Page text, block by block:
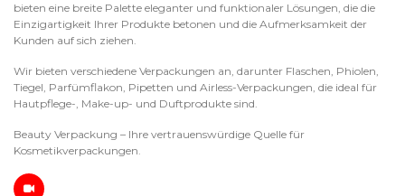
bieten eine breite Palette eleganter und funktionaler Lösungen, die die
Einzigartigkeit Ihrer Produkte betonen und die Aufmerksamkeit der
Kunden auf sich ziehen.
Wir bieten verschiedene Verpackungen an, darunter Flaschen, Phiolen,
Tiegel, Parfümflakon, Pipetten und Airless-Verpackungen, die ideal für
Hautpflege-, Make-up- und Duftprodukte sind.
Beauty Verpackung – Ihre vertrauenswürdige Quelle für
Kosmetikverpackungen.